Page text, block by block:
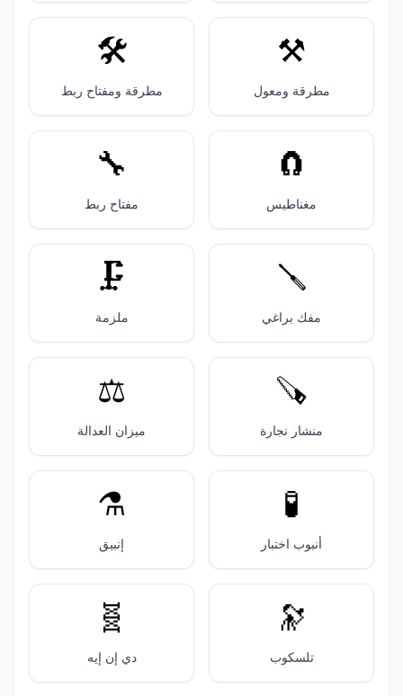
⚒️
مطرقة ومعول
🛠️
مطرقة ومفتاح ربط
🧲
مغناطيس
🔧
مفتاح ربط
🪛
مفك براغي
🗜️
ملزمة
🪚
منشار نجارة
⚖️
ميزان العدالة
🧪
أنبوب اختبار
⚗️
إنبيق
🔭
تلسكوب
🧬
دي إن إيه